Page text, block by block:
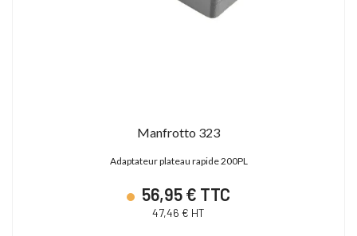
Manfrotto 323
Adaptateur plateau rapide 200PL
56,95 € TTC
47,46 € HT